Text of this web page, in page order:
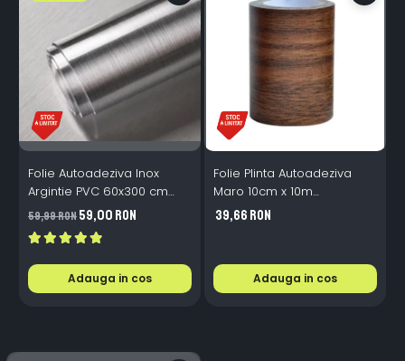
Folie Autoadeziva Inox
Argintie PVC 60x300 cm
Bucatarie Mobilier
59,99 RON59,00 RON
Adauga in cos
Folie Plinta Autoadeziva
Maro 10cm x 10m
Impermeabila Perete Scari
39,66 RON
Adauga in cos